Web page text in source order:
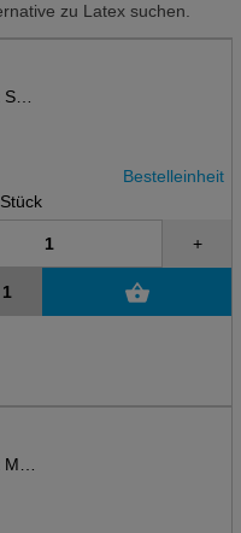
zu Latex suchen.
S
1/typB
Bestelleinheit
+
M
1/typB